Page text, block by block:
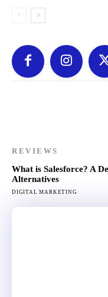
REVIEWS
What is Salesforce? A
Alternatives
DIGITAL MARKETING